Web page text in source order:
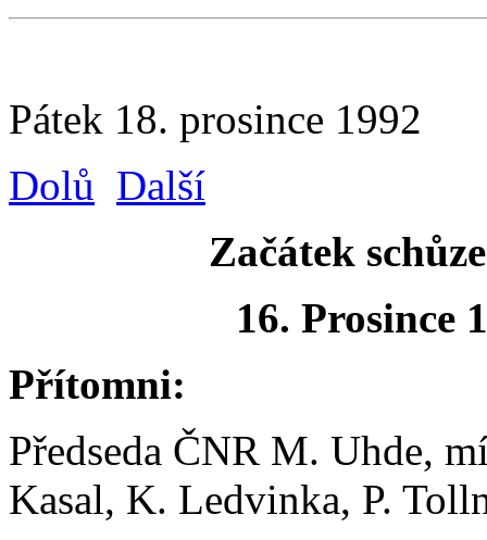
Pátek 18. prosince 1992
Dolů Další
Začátek
16. Prosince
Přítomni:
Předseda ČNR M. Uhde,
Kasal, K. Ledvinka, P.